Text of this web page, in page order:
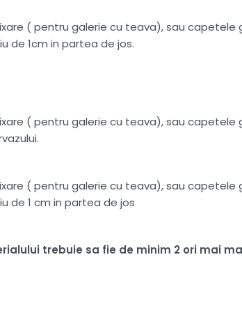
( pentru galerie cu teava), sau capetele
de 1cm in partea de jos.
( pentru galerie cu teava), sau capetele
( pentru galerie cu teava), sau capetele
de 1 cm in partea de jos
trebuie sa fie de minim 2 ori mai